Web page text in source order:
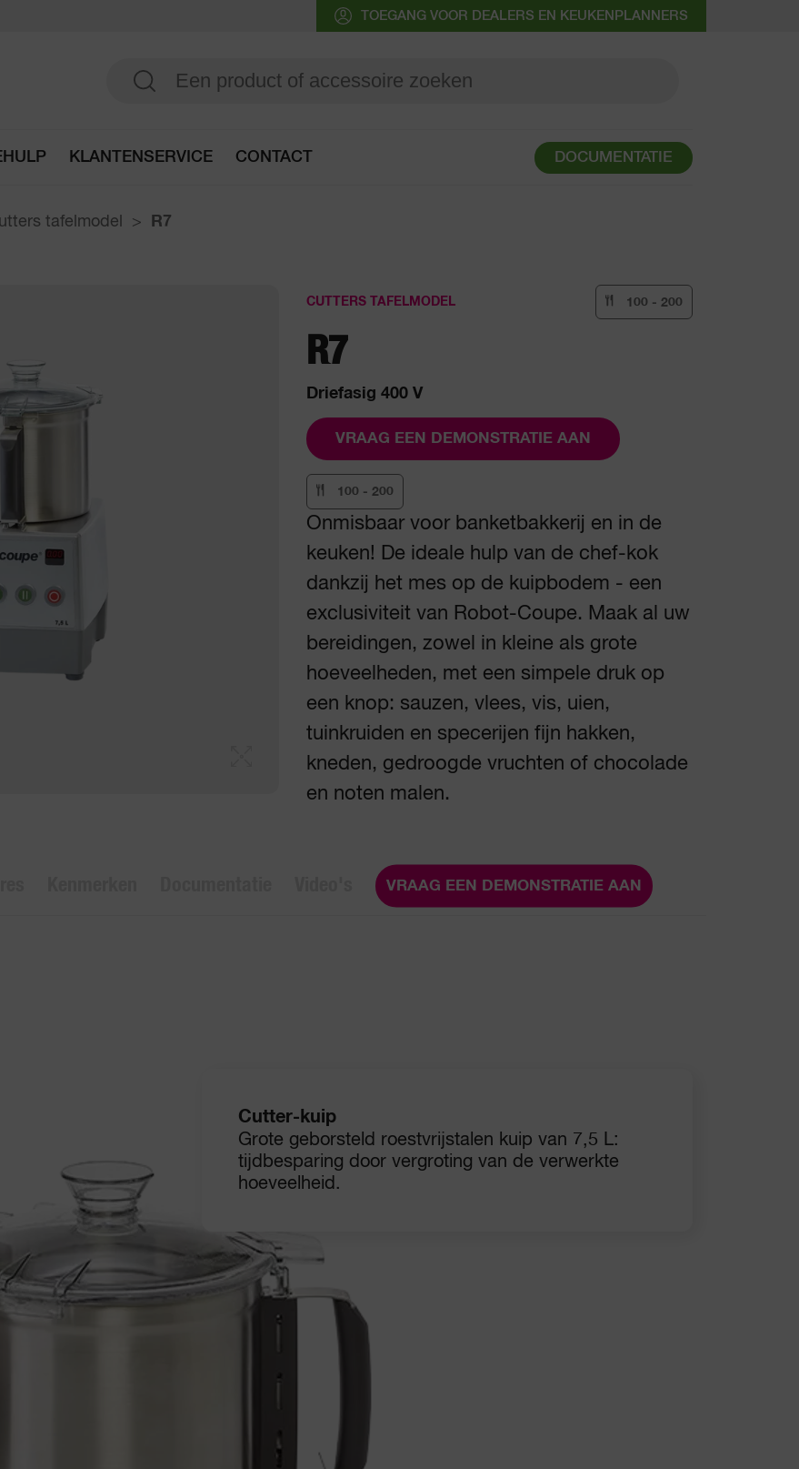
TOEGANG VOOR DEALERS EN KEUKENPLANNERS
KLANTENSERVICE CONTACT DOCUMENTATIE
tafelmodel R7
CUTTERS TAFELMODEL 100 - 200
R7
Driefasig 400 V
VRAAG EEN DEMONSTRATIE AAN
100 - 200
Onmisbaar voor banketbakkerij en in de
keuken! De ideale hulp van de chef-kok
dankzij het mes op de kuipbodem - een
exclusiviteit van Robot-Coupe. Maak al uw
bereidingen, zowel in kleine als grote
hoeveelheden, met een simpele druk op
een knop: sauzen, vlees, vis, uien,
tuinkruiden en specerijen fijn hakken,
kneden, gedroogde vruchten of chocolade
en noten malen.
VRAAG EEN DEMONSTRATIE AAN
Cutter-kuip
Grote geborsteld roestvrijstalen kuip van 7,5 L:
tijdbesparing door vergroting van de verwerkte
hoeveelheid.
Ga naar de keuzehulp